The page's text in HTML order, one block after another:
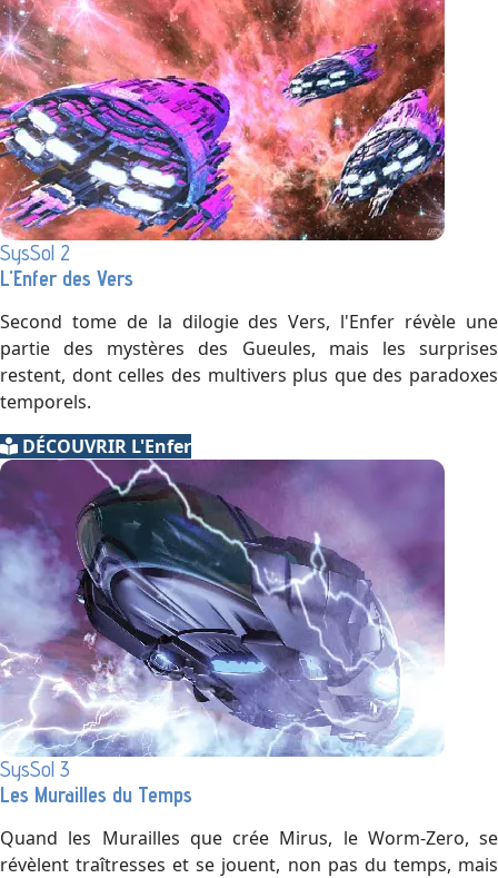
SysSol 2
L'Enfer des Vers
Second tome de la dilogie des Vers, l'Enfer révèle une
partie des mystères des Gueules, mais les surprises
restent, dont celles des multivers plus que des paradoxes
temporels.
DÉCOUVRIR L'Enfer
SysSol 3
Les Murailles du Temps
Quand les Murailles que crée Mirus, le Worm-Zero, se
révèlent traîtresses et se jouent, non pas du temps, mais